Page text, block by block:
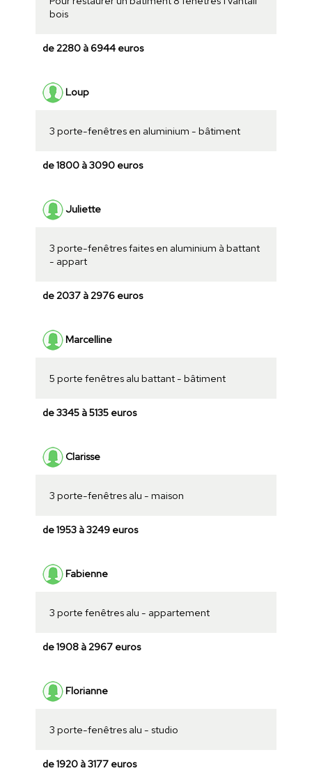
bois
de 2280 à 6944 euros
Loup
3 porte-fenêtres en aluminium - bâtiment
de 1800 à 3090 euros
Juliette
3 porte-fenêtres faites en aluminium à battant
- appart
de 2037 à 2976 euros
Marcelline
5 porte fenêtres alu battant - bâtiment
de 3345 à 5135 euros
Clarisse
3 porte-fenêtres alu - maison
de 1953 à 3249 euros
Fabienne
3 porte fenêtres alu - appartement
de 1908 à 2967 euros
Florianne
3 porte-fenêtres alu - studio
de 1920 à 3177 euros